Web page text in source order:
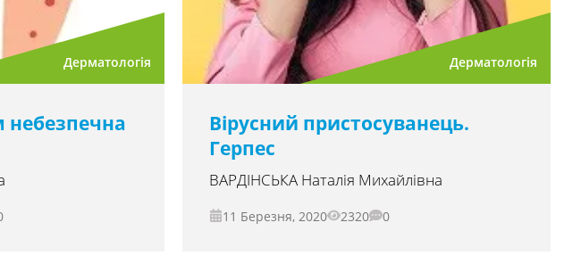
Дерматологія Дерматологія
Вірусний пристосуванець.
Герпес
ВАРДІНСЬКА Наталія Михайлівна
11 Березня, 2020 2320 0